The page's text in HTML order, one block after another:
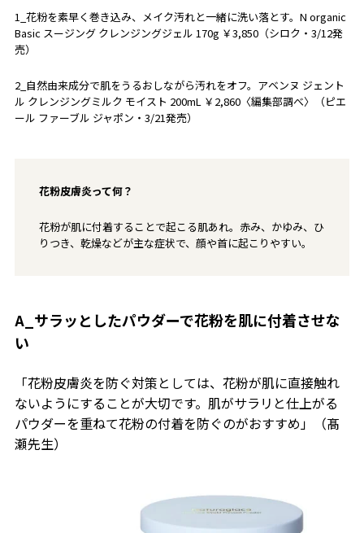
1_花粉を素早く巻き込み、メイク汚れと一緒に洗い落とす。N organic
Basic スージング クレンジングジェル 170g ￥3,850（シロク・3/12発
売）
2_自然由来成分で肌をうるおしながら汚れをオフ。アベンヌ ジェント
ル クレンジングミルク モイスト 200mL ￥2,860〈編集部調べ〉（ピエ
ール ファーブル ジャポン・3/21発売）
花粉皮膚炎って何？
花粉が肌に付着することで起こる肌あれ。赤み、かゆみ、ひ
りつき、乾燥などが主な症状で、顔や首に起こりやすい。
A_サラッとしたパウダーで花粉を肌に付着させな
い
「花粉皮膚炎を防ぐ対策としては、花粉が肌に直接触れ
ないようにすることが大切です。肌がサラリと仕上がる
パウダーを重ねて花粉の付着を防ぐのがおすすめ」（髙
瀬先生）